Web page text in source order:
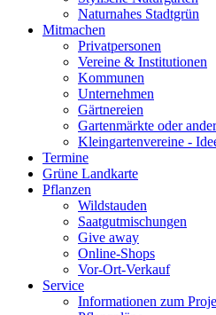
Naturnahes Stadtgrün
Mitmachen
Privatpersonen
Vereine & Institutionen
Kommunen
Unternehmen
Gärtnereien
Gartenmärkte oder
Kleingartenvereine -
Termine
Grüne Landkarte
Pflanzen
Wildstauden
Saatgutmischungen
Give away
Online-Shops
Vor-Ort-Verkauf
Service
Informationen zum